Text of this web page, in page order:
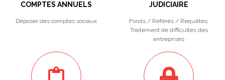
COMPTES ANNUELS
Déposer des comptes sociaux
JUDICIAIRE
Fonds / Référés / Requêtes.
Traitement de difficultés des
entreprises